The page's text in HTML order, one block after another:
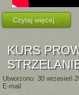
Czytaj więcej...
KURS
Utworzono: 30 wrzesień
E-mail